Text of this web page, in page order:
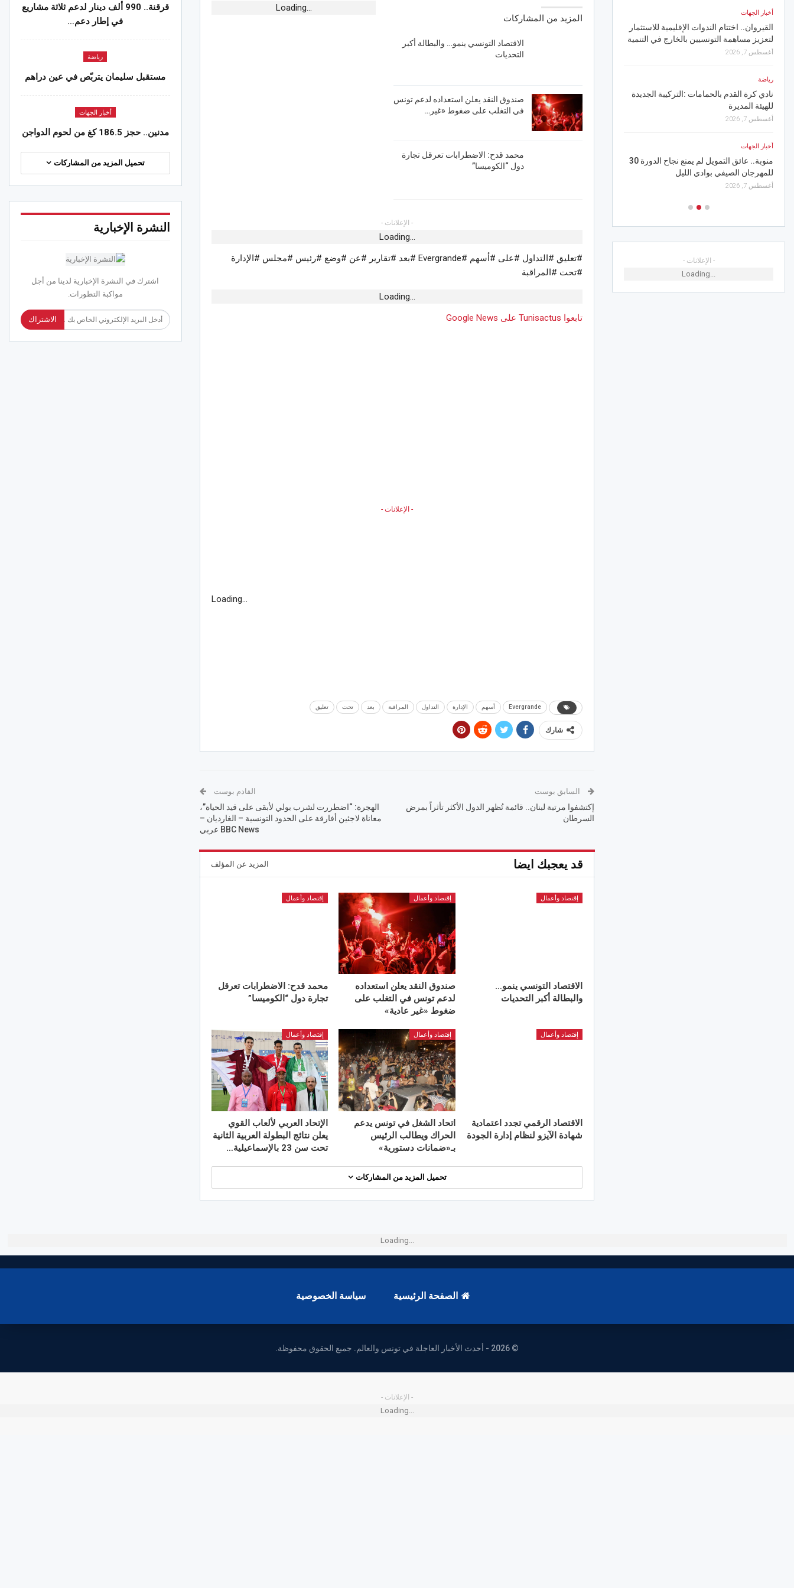
المزيد من المشاركات
الاقتصاد التونسي ينمو… والبطالة أكبر
التحديات
صندوق النقد يعلن استعداده لدعم تونس
في التغلب على ضغوط «غير…
محمد قدح: الاضطرابات تعرقل تجارة
دول “الكوميسا”
Loading...
- الإعلانات -
Loading...
#تعليق #التداول #على #أسهم #Evergrande #بعد #تقارير #عن #وضع #رئيس #مجلس #الإدارة
#تحت #المراقبة
Loading...
تابعوا Tunisactus على Google News
- الإعلانات -
Loading...
Evergrande أسهم الإدارة التداول المراقبة بعد تحت تعليق
شارك
السابق بوست
إكتشفوا مرتبة لبنان.. قائمة تُظهر الدول الأكثر تأثراً بمرض
السرطان
القادم بوست
الهجرة: “اضطررت لشرب بولي لأبقى على قيد الحياة”،
معاناة لاجئين أفارقة على الحدود التونسية – الغارديان –
BBC News عربي
قد يعجبك ايضا المزيد عن المؤلف
إقتصاد وأعمال
الاقتصاد التونسي ينمو…
والبطالة أكبر التحديات
إقتصاد وأعمال
صندوق النقد يعلن استعداده
لدعم تونس في التغلب على
ضغوط «غير عادية»
إقتصاد وأعمال
محمد قدح: الاضطرابات تعرقل
تجارة دول “الكوميسا”
إقتصاد وأعمال
الاقتصاد الرقمي تجدد اعتمادية
شهادة الآيزو لنظام إدارة الجودة
إقتصاد وأعمال
اتحاد الشغل في تونس يدعم
الحراك ويطالب الرئيس
بـ«ضمانات دستورية»
إقتصاد وأعمال
الإتحاد العربي لألعاب القوي
يعلن نتائج البطولة العربية الثانية
تحت سن 23 بالإسماعيلية…
تحميل المزيد من المشاركات
قرقنة.. 990 ألف دينار لدعم ثلاثة مشاريع
في إطار دعم…
رياضة
مستقبل سليمان يتربّص في عين دراهم
أخبار الجهات
مدنين.. حجز 186.5 كغ من لحوم الدواجن
تحميل المزيد من المشاركات
النشرة الإخبارية
اشترك في النشرة الإخبارية لدينا من أجل
مواكبة التطورات.
الاشتراك
أخبار الجهات
القيروان.. اختتام الندوات الإقليمية للاستثمار
لتعزيز مساهمة التونسيين بالخارج في التنمية
أغسطس 7, 2026
رياضة
نادي كرة القدم بالحمامات :التركيبة الجديدة
للهيئة المديرة
أغسطس 7, 2026
أخبار الجهات
منوبة.. عائق التمويل لم يمنع نجاح الدورة 30
للمهرجان الصيفي بوادي الليل
أغسطس 7, 2026
بنزرت.. الإدارة العامة للسدود تؤكد دخول سد
أخبار الجهات
أغسطس 7, 2026
أغسطس 7, 2026
- الإعلانات -
Loading...
Loading...
الصفحة الرئيسية سياسة الخصوصية
© 2026 - أحدث الأخبار العاجلة في تونس والعالم. جميع الحقوق محفوظة.
- الإعلانات -
Loading...